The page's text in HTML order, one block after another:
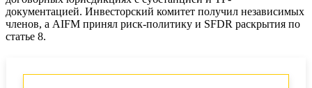
документацией. Инвесторский комитет получил независимых
членов, а AIFM принял риск-политику и SFDR раскрытия по
статье 8.